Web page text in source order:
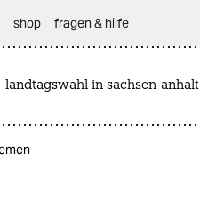
shop fragen & hilfe
landtagswahl in sachsen-anhalt